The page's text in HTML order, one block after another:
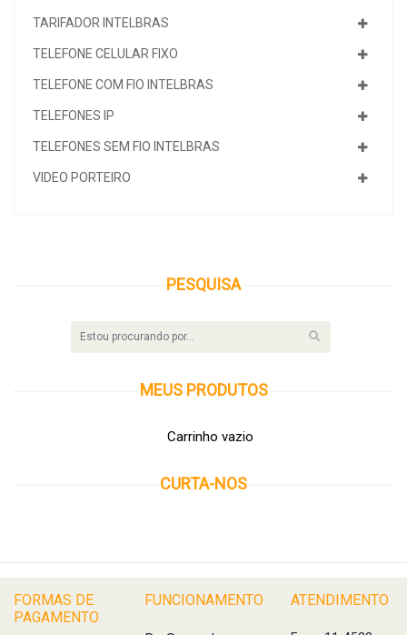
TARIFADOR INTELBRAS
TELEFONE CELULAR FIXO
TELEFONE COM FIO INTELBRAS
TELEFONES IP
TELEFONES SEM FIO INTELBRAS
VIDEO PORTEIRO
PESQUISA
MEUS PRODUTOS
Carrinho vazio
CURTA-NOS
FORMAS DE
PAGAMENTO
FUNCIONAMENTO ATENDIMENTO